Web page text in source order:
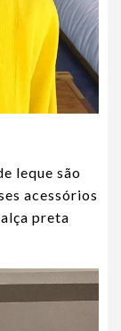
leque são
acessórios
preta